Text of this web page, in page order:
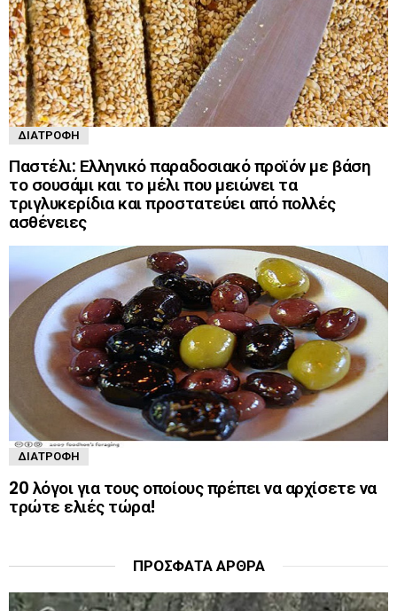
ΔΙΑΤΡΟΦΉ
Παστέλι: Ελληνικό παραδοσιακό προϊόν με βάση
το σουσάμι και το μέλι που μειώνει τα
τριγλυκερίδια και προστατεύει από πολλές
ασθένειες
ΔΙΑΤΡΟΦΉ
20 λόγοι για τους οποίους πρέπει να αρχίσετε να
τρώτε ελιές τώρα!
ΠΡΌΣΦΑΤΑ ΆΡΘΡΑ